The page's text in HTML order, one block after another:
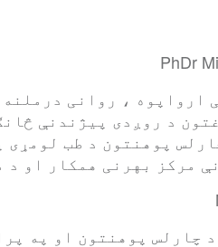
ارواپوه ، روانی
پوهنتون د طب
مرکز بهرنی همکار او
چارلس پوهنتون او په